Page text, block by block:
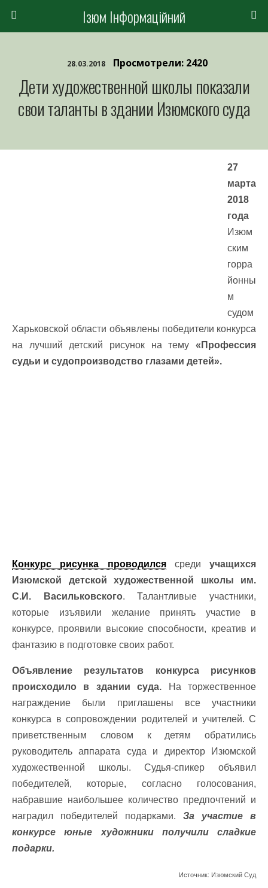
Ізюм Інформаційний
28.03.2018 Просмотрели: 2420
Дети художественной школы показали
свои таланты в здании Изюмского суда
27
марта
2018
года
Изюм
ским
горра
йонны
м
судом
Харьковской области объявлены победители конкурса
на лучший детский рисунок на тему «Профессия
судьи и судопроизводство глазами детей».
Конкурс рисунка проводилсясреди учащихся
Изюмской детской художественной школы им.
С.И. Васильковского. Талантливые участники,
которые изъявили желание принять участие в
конкурсе, проявили высокие способности, креатив и
фантазию в подготовке своих работ.
Объявление результатов конкурса рисунков
происходило в здании суда. На торжественное
награждение были приглашены все участники
конкурса в сопровождении родителей и учителей. С
приветственным словом к детям обратились
руководитель аппарата суда и директор Изюмской
художественной школы. Судья-спикер объявил
победителей, которые, согласно голосования,
набравшие наибольшее количество предпочтений и
наградил победителей подарками. За участие в
конкурсе юные художники получили сладкие
подарки.
Источник: Изюмский Суд